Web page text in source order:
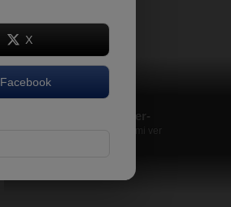
雷轟-極Ver-
Raigou: Kiwami ver
X
Facebook